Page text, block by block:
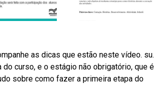
as dicas que estão neste vídeo. su.
curso, e o estágio não obrigatório, que é
sobre como fazer a primeira etapa do